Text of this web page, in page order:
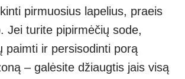
pirmuosius lapelius, praeis
Jei turite pipirmėčių sode,
paimti ir persisodinti porą
– galėsite džiaugtis jais visą